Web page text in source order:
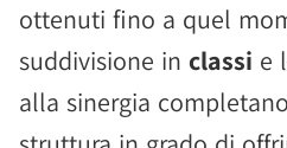
ottenuti fino a quel
suddivisione in classi e
alla sinergia